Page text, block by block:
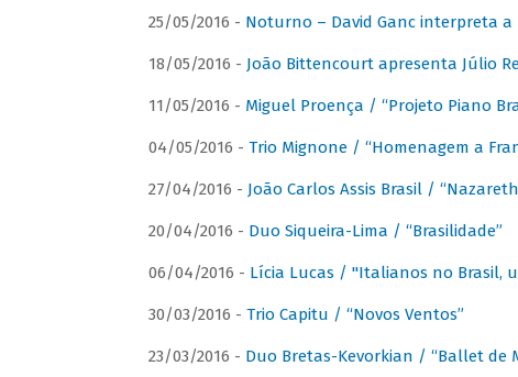
25/05/2016 - Noturno – David Ganc interpreta a
18/05/2016 - João Bittencourt apresenta Júlio
11/05/2016 - Miguel Proença / “Projeto Piano
04/05/2016 - Trio Mignone / “Homenagem a
27/04/2016 - João Carlos Assis Brasil /
20/04/2016 - Duo Siqueira-Lima / “Brasilidade”
06/04/2016 - Lícia Lucas / "Italianos no Brasil,
30/03/2016 - Trio Capitu / “Novos Ventos”
23/03/2016 - Duo Bretas-Kevorkian / “Ballet de